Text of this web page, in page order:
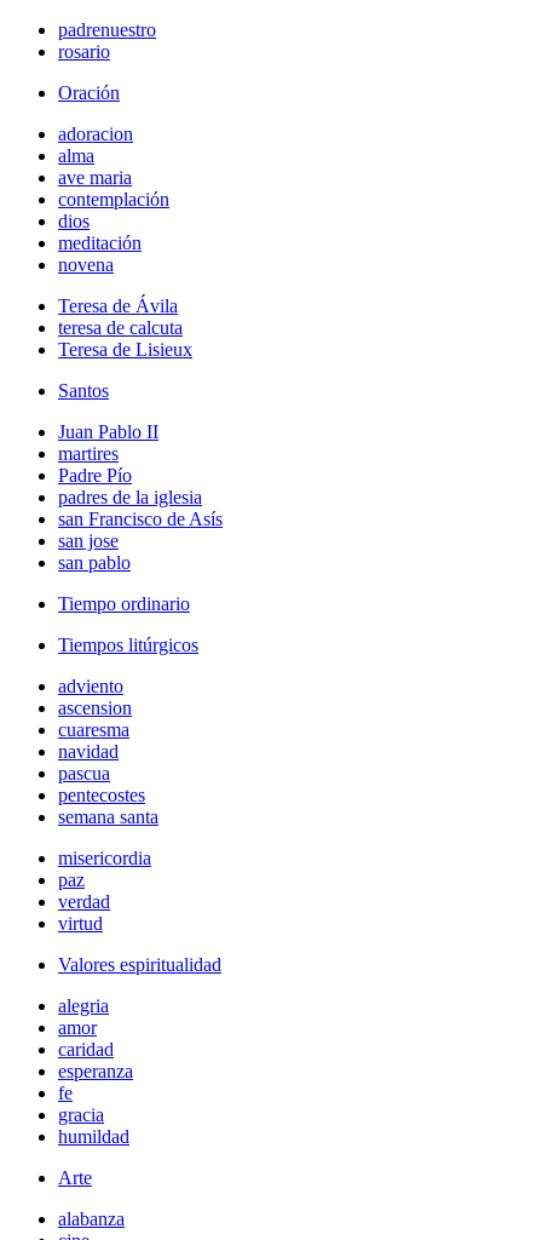
padrenuestro
rosario
Oración
adoracion
alma
ave maria
contemplación
dios
meditación
novena
Teresa de Ávila
teresa de calcuta
Teresa de Lisieux
Santos
Juan Pablo II
martires
Padre Pío
padres de la iglesia
san Francisco de Asís
san jose
san pablo
Tiempo ordinario
Tiempos litúrgicos
adviento
ascension
cuaresma
navidad
pascua
pentecostes
semana santa
misericordia
paz
verdad
virtud
Valores espiritualidad
alegria
amor
caridad
esperanza
fe
gracia
humildad
Arte
alabanza